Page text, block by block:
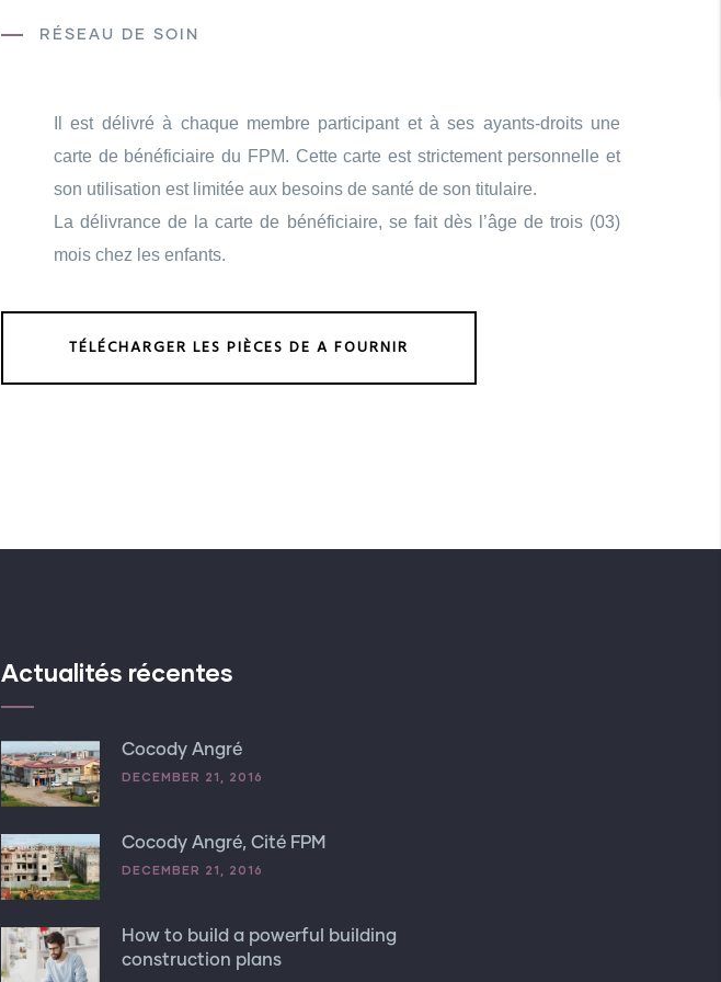
RÉSEAU DE SOIN
Il est délivré à chaque membre participant et à ses ayants-droits une
carte de bénéficiaire du FPM. Cette carte est strictement personnelle et
son utilisation est limitée aux besoins de santé de son titulaire.
La délivrance de la carte de bénéficiaire, se fait dès l’âge de trois (03)
mois chez les enfants.
TÉLÉCHARGER LES PIÈCES DE A FOURNIR
Actualités récentes
Cocody Angré
DECEMBER 21, 2016
Cocody Angré, Cité FPM
DECEMBER 21, 2016
How to build a powerful building
construction plans